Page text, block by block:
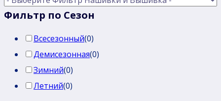
Фильтр по Сезон
Всесезонный(0)
Демисезонная(0)
Зимний(0)
Летний(0)